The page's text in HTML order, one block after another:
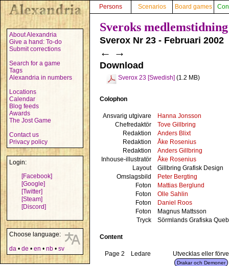
About Alexandria
Give a hand: To-do
Submit corrections
Search for a game
Tags
Alexandria in numbers
Locations
Calendar
Blog feeds
Awards
The Jost Game
Contact us
Privacy policy
Login:
[Facebook]
[Google]
[Twitter]
[Steam]
[Discord]
Choose language:
da • de • en • nb • sv
Persons Scenarios Board games
Sveroks medlemstidning
Sverox Nr 23 - Februari 2002
← →
Download
Sverox 23 [Swedish] (1.2 MB)
Colophon
Ansvarig utgivare
Hanna Jonsson
Chefredaktör
Tove Gillbring
Redaktion
Anders Blixt
Redaktion
Åke Rosenius
Redaktion
Anders Gillbring
Inhouse-illustratör
Åke Rosenius
Layout
Gillbring Grafisk Design
Omslagsbild
Peter Bergting
Foton
Mattias Berglund
Foton
Olle Sahlin
Foton
Daniel Roos
Foton
Magnus Mattsson
Tryck
Sörmlands Grafiska
Content
Page 2 Ledare Utvecklas eller
Drakar och Demoner